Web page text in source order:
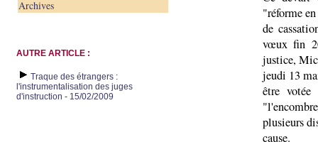
Archives
AUTRE ARTICLE :
Traque des étrangers :
l'instrumentalisation des juges
d'instruction - 15/02/2009
"réforme
de
vœux fin
justice,
jeudi 13
être
plusieurs
cause.